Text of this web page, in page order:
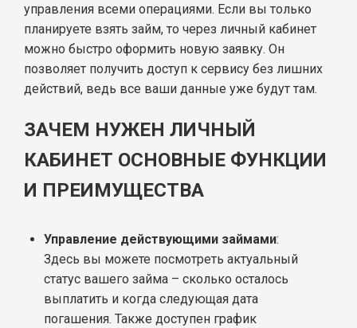
управления всеми операциями. Если вы только
планируете взять займ, то через личный кабинет
можно быстро оформить новую заявку. Он
позволяет получить доступ к сервису без лишних
действий, ведь все ваши данные уже будут там.
ЗАЧЕМ НУЖЕН ЛИЧНЫЙ
КАБИНЕТ ОСНОВНЫЕ ФУНКЦИИ
И ПРЕИМУЩЕСТВА
Управление действующими займами:
Здесь вы можете посмотреть актуальный
статус вашего займа – сколько осталось
выплатить и когда следующая дата
погашения. Также доступен график